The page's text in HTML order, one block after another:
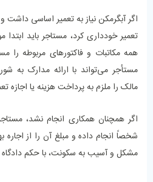
اگر آبگرمکن نیاز به تعمیر اساسی داشت
تعمیر خودداری کرد، مستاجر باید
همه مکاتبات و فاکتورهای مربوطه
مستأجر می‌تواند با ارائه مدارک به
مالک را ملزم به پرداخت هزینه یا اجازه
اگر همچنان همکاری انجام نشد،
شخصاً انجام داده و مبلغ آن را از اجاره
مشکل و آسیب به سکونت، با حکم دادگاه